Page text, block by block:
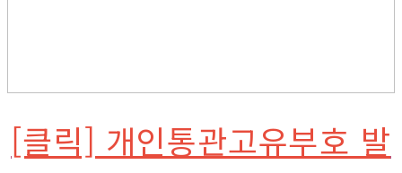
[클릭] 개인통관고유부호 발